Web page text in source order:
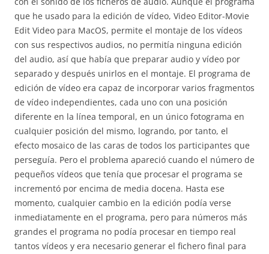
que he usado para la edición de vídeo, Video Editor-Movie
Edit Video para MacOS, permite el montaje de los vídeos
con sus respectivos audios, no permitía ninguna edición
del audio, así que había que preparar audio y vídeo por
separado y después unirlos en el montaje. El programa de
edición de vídeo era capaz de incorporar varios fragmentos
de vídeo independientes, cada uno con una posición
diferente en la línea temporal, en un único fotograma en
cualquier posición del mismo, logrando, por tanto, el
efecto mosaico de las caras de todos los participantes que
perseguía. Pero el problema apareció cuando el número de
pequeños vídeos que tenía que procesar el programa se
incrementó por encima de media docena. Hasta ese
momento, cualquier cambio en la edición podía verse
inmediatamente en el programa, pero para números más
grandes el programa no podía procesar en tiempo real
tantos vídeos y era necesario generar el fichero final para